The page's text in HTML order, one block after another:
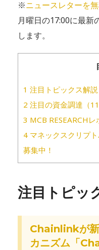
※ニュースレターを
月曜日の17:00に最新
します。
1 注目トピックス解説
2 注目の資金調達（
3 MCB RESEARCHレ
4 マネックスクリプ
募集中！
注目トピッ
Chainlinkが新
カニズム「